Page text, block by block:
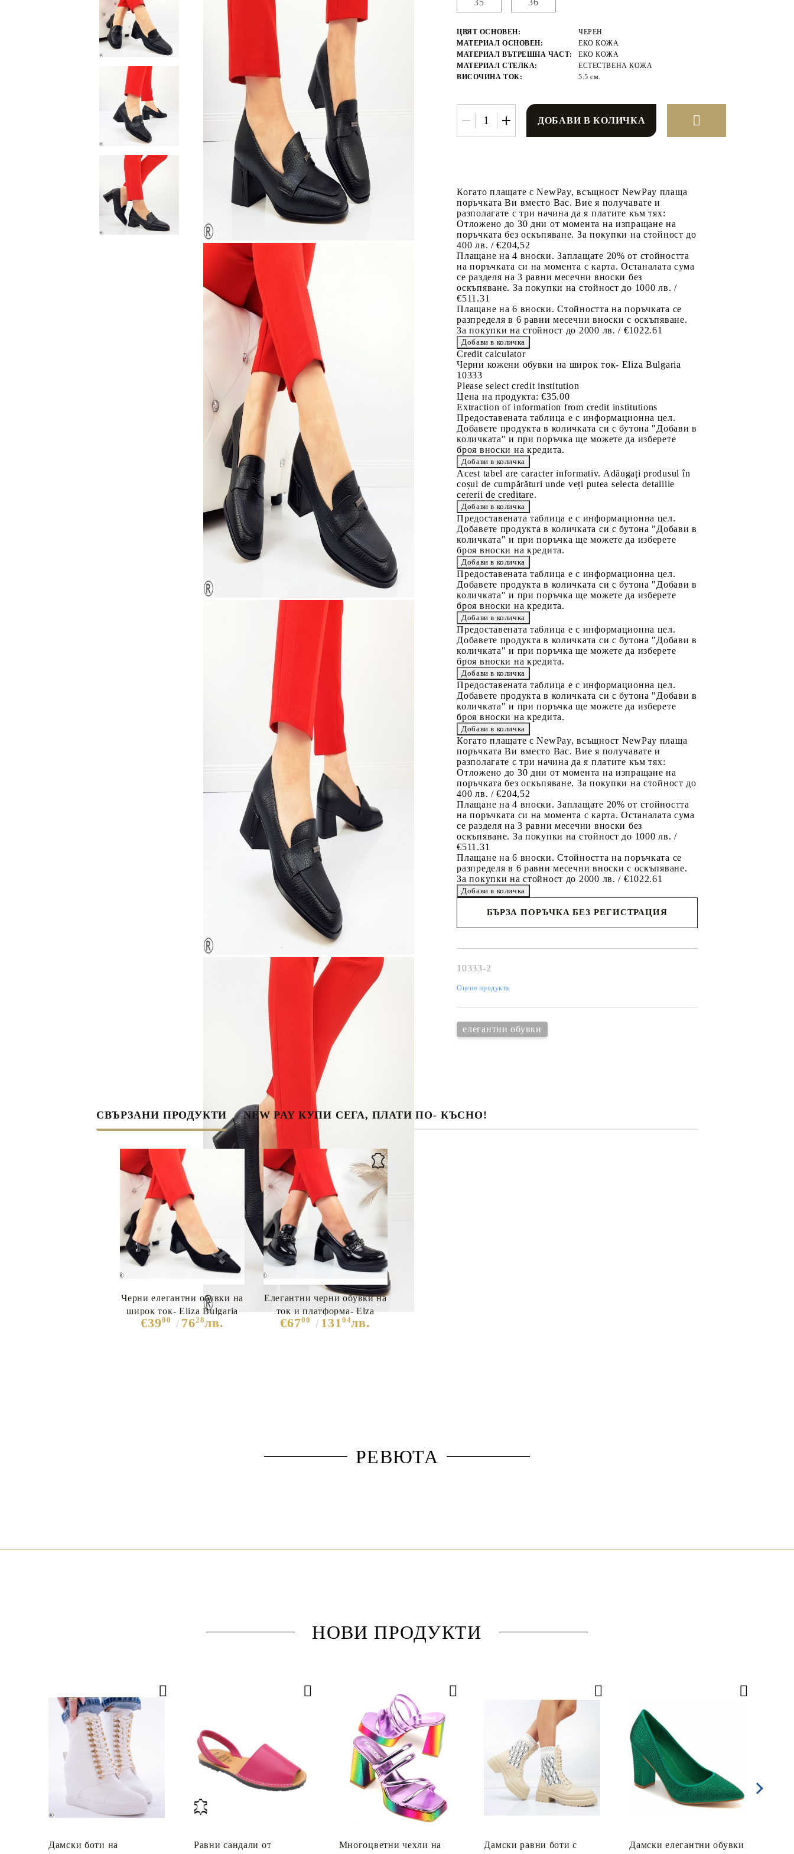
Домашни чехли
35 36
ЦВЯТ ОСНОВЕН:
ЧЕРЕН
МАТЕРИАЛ ОСНОВЕН:
ЕКО КОЖА
МАТЕРИАЛ ВЪТРЕШНА ЧАСТ:
ЕКО КОЖА
МАТЕРИАЛ СТЕЛКА:
ЕСТЕСТВЕНА КОЖА
ВИСОЧИНА ТОК:
5.5 см.
Когато плащате с NewPay, всъщност NewPay плаща
поръчката Ви вместо Вас. Вие я получавате и
разполагате с три начина да я платите към тях:
Отложено до 30 дни от момента на изпращане на
поръчката без оскъпяване. За покупки на стойност до
400 лв. / €204,52
Плащане на 4 вноски. Заплащате 20% от стойността
на поръчката си на момента с карта. Останалата сума
се разделя на 3 равни месечни вноски без
оскъпяване. За покупки на стойност до 1000 лв. /
€511.31
Плащане на 6 вноски. Стойността на поръчката се
разпределя в 6 равни месечни вноски с оскъпяване.
За покупки на стойност до 2000 лв. / €1022.61
Credit calculator
Черни кожени обувки на широк ток- Eliza Bulgaria
10333
Please select credit institution
Цена на продукта: €35.00
Extraction of information from credit institutions
Предоставената таблица е с информационна цел.
Добавете продукта в количката си с бутона "Добави в
количката" и при поръчка ще можете да изберете
броя вноски на кредита.
Acest tabel are caracter informativ. Adăugați produsul în
coșul de cumpărături unde veți putea selecta detaliile
cererii de creditare.
Предоставената таблица е с информационна цел.
Добавете продукта в количката си с бутона "Добави в
количката" и при поръчка ще можете да изберете
броя вноски на кредита.
Предоставената таблица е с информационна цел.
Добавете продукта в количката си с бутона "Добави в
количката" и при поръчка ще можете да изберете
броя вноски на кредита.
Предоставената таблица е с информационна цел.
Добавете продукта в количката си с бутона "Добави в
количката" и при поръчка ще можете да изберете
броя вноски на кредита.
Предоставената таблица е с информационна цел.
Добавете продукта в количката си с бутона "Добави в
количката" и при поръчка ще можете да изберете
броя вноски на кредита.
Когато плащате с NewPay, всъщност NewPay плаща
поръчката Ви вместо Вас. Вие я получавате и
разполагате с три начина да я платите към тях:
Отложено до 30 дни от момента на изпращане на
поръчката без оскъпяване. За покупки на стойност до
400 лв. / €204,52
Плащане на 4 вноски. Заплащате 20% от стойността
на поръчката си на момента с карта. Останалата сума
се разделя на 3 равни месечни вноски без
оскъпяване. За покупки на стойност до 1000 лв. /
€511.31
Плащане на 6 вноски. Стойността на поръчката се
разпределя в 6 равни месечни вноски с оскъпяване.
За покупки на стойност до 2000 лв. / €1022.61
БЪРЗА ПОРЪЧКА БЕЗ РЕГИСТРАЦИЯ
рамките на работния ден.
10333-2
Оцени продукта
елегантни обувки
СВЪРЗАНИ ПРОДУКТИ NEW PAY КУПИ СЕГА, ПЛАТИ ПО- КЪСНО!
Черни елегантни обувки на
широк ток- Eliza Bulgaria
10332
€3900 7628лв.
Елегантни черни обувки на
ток и платформа- Elza
Black 11088
€6700 13104лв.
РЕВЮТА
НОВИ ПРОДУКТИ
Дамски боти на
Равни сандали от
Многоцветни чехли на
Дамски равни боти с
Дамски елегантни обувки